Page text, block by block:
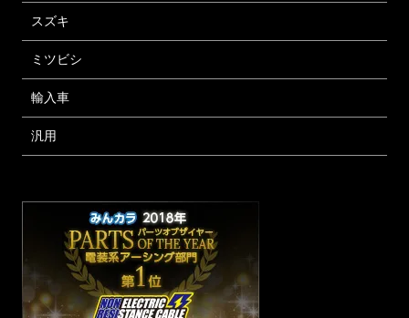
スズキ
ミツビシ
輸入車
汎用